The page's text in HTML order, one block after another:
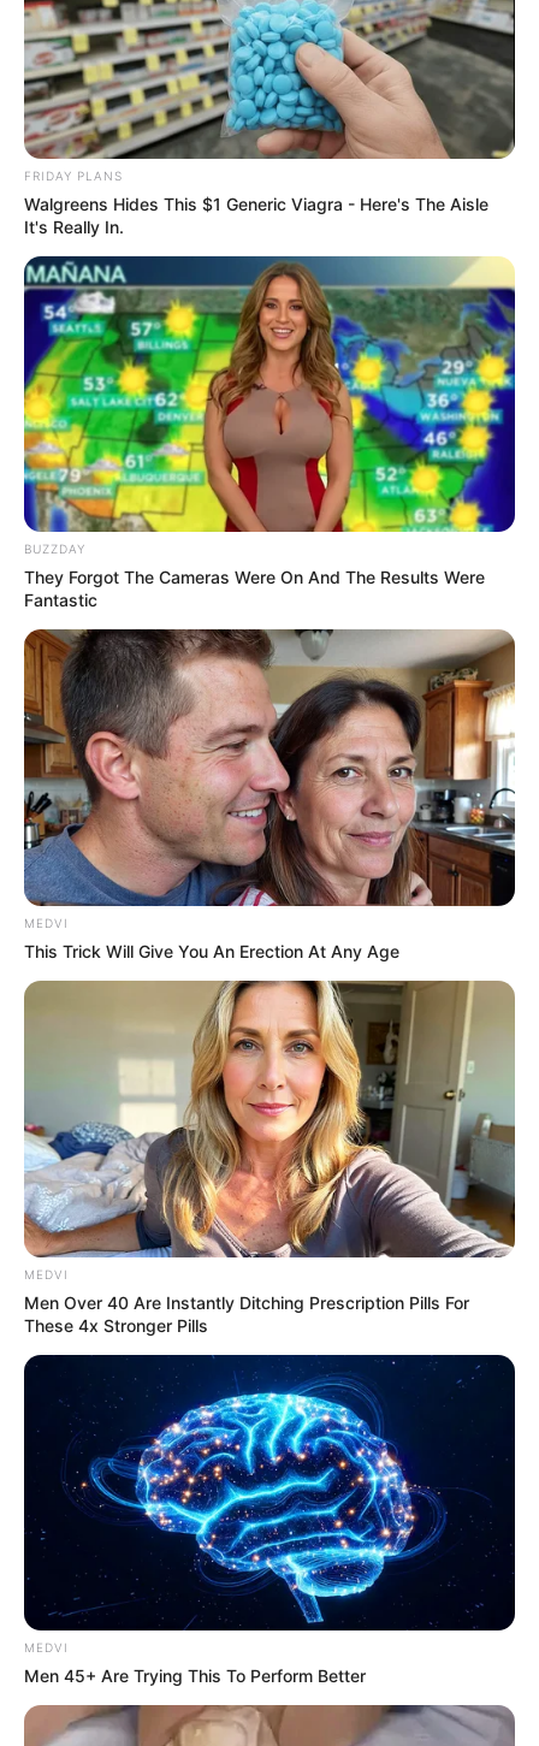
See How The Blue Lagoon Cast Has Changed After
46 Years
BRAINBERRIES
Why this ordinary drink is the secret to feeling your
best every day
CTA LOVE
This Woman Chose To Live Like A Horse
10 World Cup 2026 Facts Every Football Fan Should
BRAINBERRIES
Enter A World Of Weirdness: 8 Horror Movies Where
Nobody Dies
BRAINBERRIES
FRIDAY PLANS
Walgreens Hides This $1 Generic Viagra - Here's The Aisle
It's Really In.
BUZZDAY
They Forgot The Cameras Were On And The Results Were
Fantastic
MEDVI
This Trick Will Give You An Erection At Any Age
MEDVI
Men Over 40 Are Instantly Ditching Prescription Pills For
These 4x Stronger Pills
MEDVI
Men 45+ Are Trying This To Perform Better